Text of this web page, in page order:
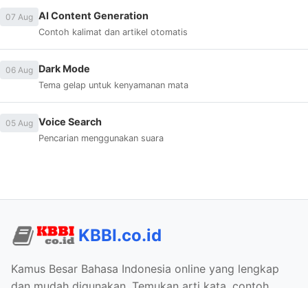
07 Aug AI Content Generation
Contoh kalimat dan artikel otomatis
06 Aug Dark Mode
Tema gelap untuk kenyamanan mata
05 Aug Voice Search
Pencarian menggunakan suara
KBBI.co.id
Kamus Besar Bahasa Indonesia online yang lengkap